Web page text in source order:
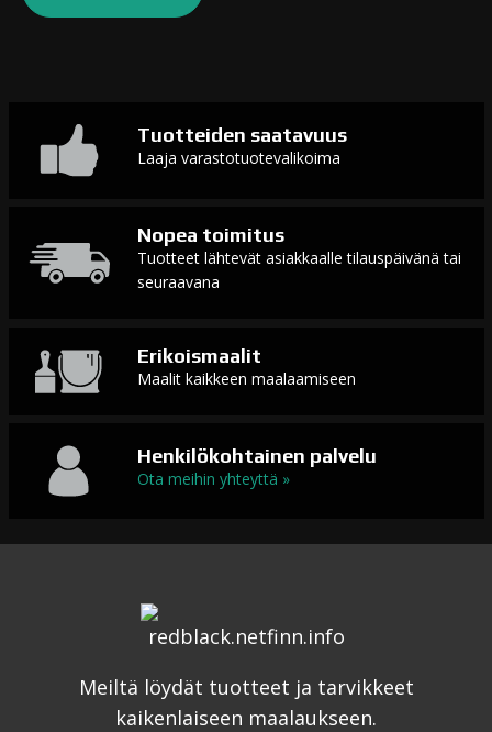
Tuotteiden saatavuus
Laaja varastotuotevalikoima
Nopea toimitus
Tuotteet lähtevät asiakkaalle tilauspäivänä tai
seuraavana
Erikoismaalit
Maalit kaikkeen maalaamiseen
Henkilökohtainen palvelu
Ota meihin yhteyttä »
Meiltä löydät tuotteet ja tarvikkeet
kaikenlaiseen maalaukseen.